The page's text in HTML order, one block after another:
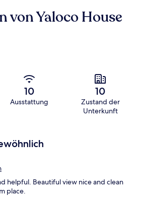
von Yaloco House
10
Ausstattung
10
Zustand der
Unterkunft
helpful. Beautiful view nice and clean
place.